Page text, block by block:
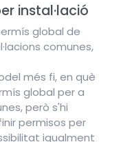
instal·lació
global de
comunes,
més fi, en què
global per a
però s'hi
permisos per
igualment